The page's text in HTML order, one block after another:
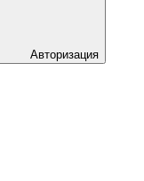
Авторизация